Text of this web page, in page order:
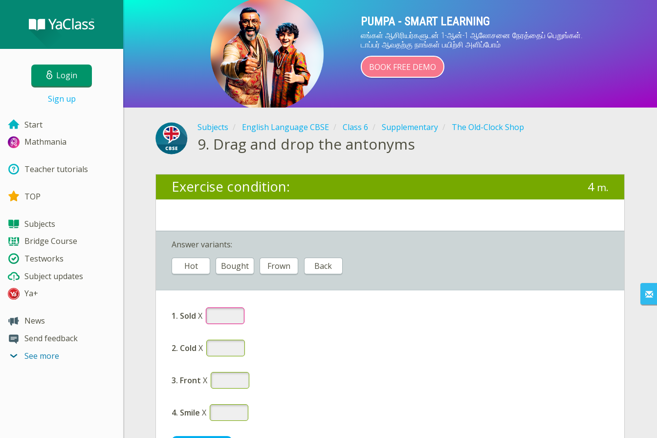
Login
Sign up
Start
Mathmania
Teacher tutorials
TOP
Subjects
Bridge Course
Testworks
Subject updates
Ya+
News
Send feedback
See more
PUMPA - SMART LEARNING
எங்கள் ஆசிரியர்களுடன் 1-ஆன்-1 ஆலோசனை நேரத்தைப் பெறுங்கள்.
டாப்பர் ஆவதற்கு நாங்கள் பயிற்சி அளிப்போம்
BOOK FREE DEMO
Subjects English Language CBSE Class 6 Supplementary The Old-Clock Shop
9. Drag and drop the antonyms
Exercise condition: 4 m.
Answer variants:
Hot
Bought Frown Back
1. Sold X
2. Cold X
3. Front X
4. Smile X